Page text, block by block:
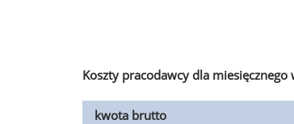
Koszty pracodawcy dla
kwota brutto